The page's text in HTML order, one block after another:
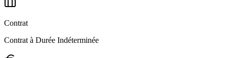
Contrat
Contrat à Durée Indéterminée